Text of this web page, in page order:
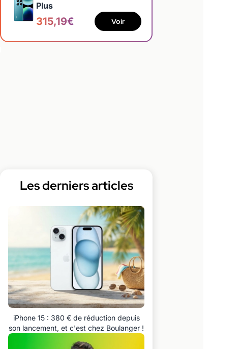
Plus
315,19€ Voir
Les derniers articles
iPhone 15 : 380 € de réduction depuis
son lancement, et c'est chez Boulanger !